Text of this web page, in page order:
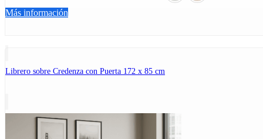
Más información
Librero sobre Credenza con Puerta 172 x 85 cm